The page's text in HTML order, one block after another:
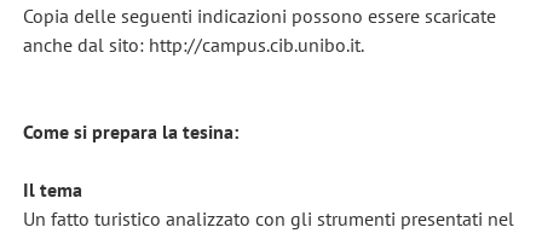
Copia delle seguenti indicazioni possono essere scaricate
anche dal sito: http://campus.cib.unibo.it.
Come si prepara la tesina:
Il tema
Un fatto turistico analizzato con gli strumenti presentati nel